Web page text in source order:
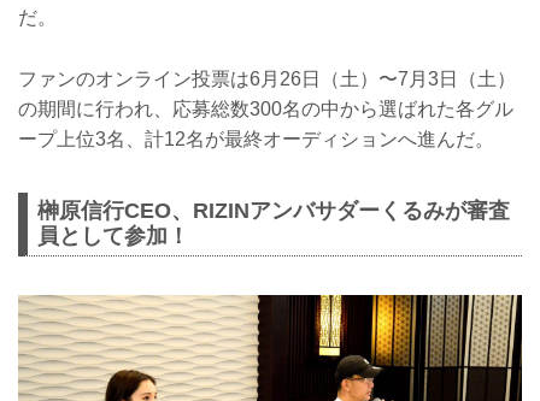
だ。
ファンのオンライン投票は6月26日（土）〜7月3日（土）
の期間に行われ、応募総数300名の中から選ばれた各グル
ープ上位3名、計12名が最終オーディションへ進んだ。
榊原信行CEO、RIZINアンバサダーくるみが審査
員として参加！